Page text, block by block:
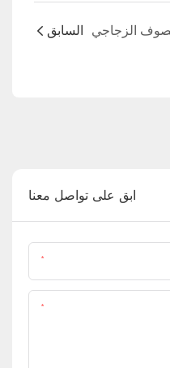
السابق الزجاجي
ابق على تواصل معنا